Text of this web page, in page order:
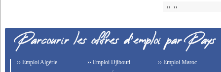
›› ››
›› Emploi Algérie
›› Emploi Djibouti
›› Emploi Maroc